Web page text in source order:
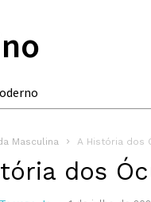
Masculina A História dos
dos